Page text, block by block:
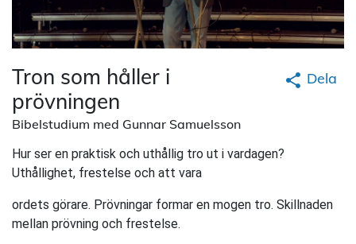
Dela
Tron som håller i
prövningen
Bibelstudium med Gunnar Samuelsson
Hur ser en praktisk och uthållig tro ut i vardagen?
Uthållighet, frestelse och att vara
ordets görare. Prövningar formar en mogen tro. Skillnaden
mellan prövning och frestelse.